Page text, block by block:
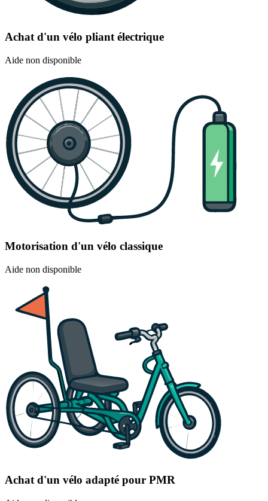
Achat d'un vélo pliant électrique
Aide non disponible
Motorisation d'un vélo classique
Aide non disponible
Achat d'un vélo adapté pour PMR